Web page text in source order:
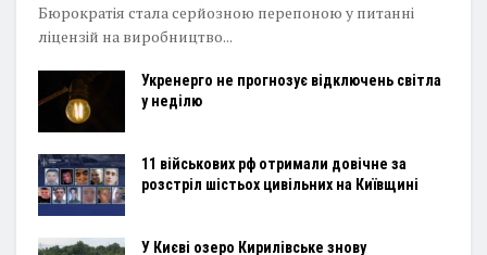
Бюрократія стала серйозною перепоною у питанні
ліцензій на виробництво...
Укренерго не прогнозує відключень світла
у неділю
11 військових рф отримали довічне за
розстріл шістьох цивільних на Київщині
У Києві озеро Кирилівське знову